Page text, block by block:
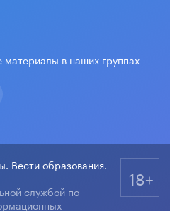
в наших группах
Вести образования.
службой по
18+